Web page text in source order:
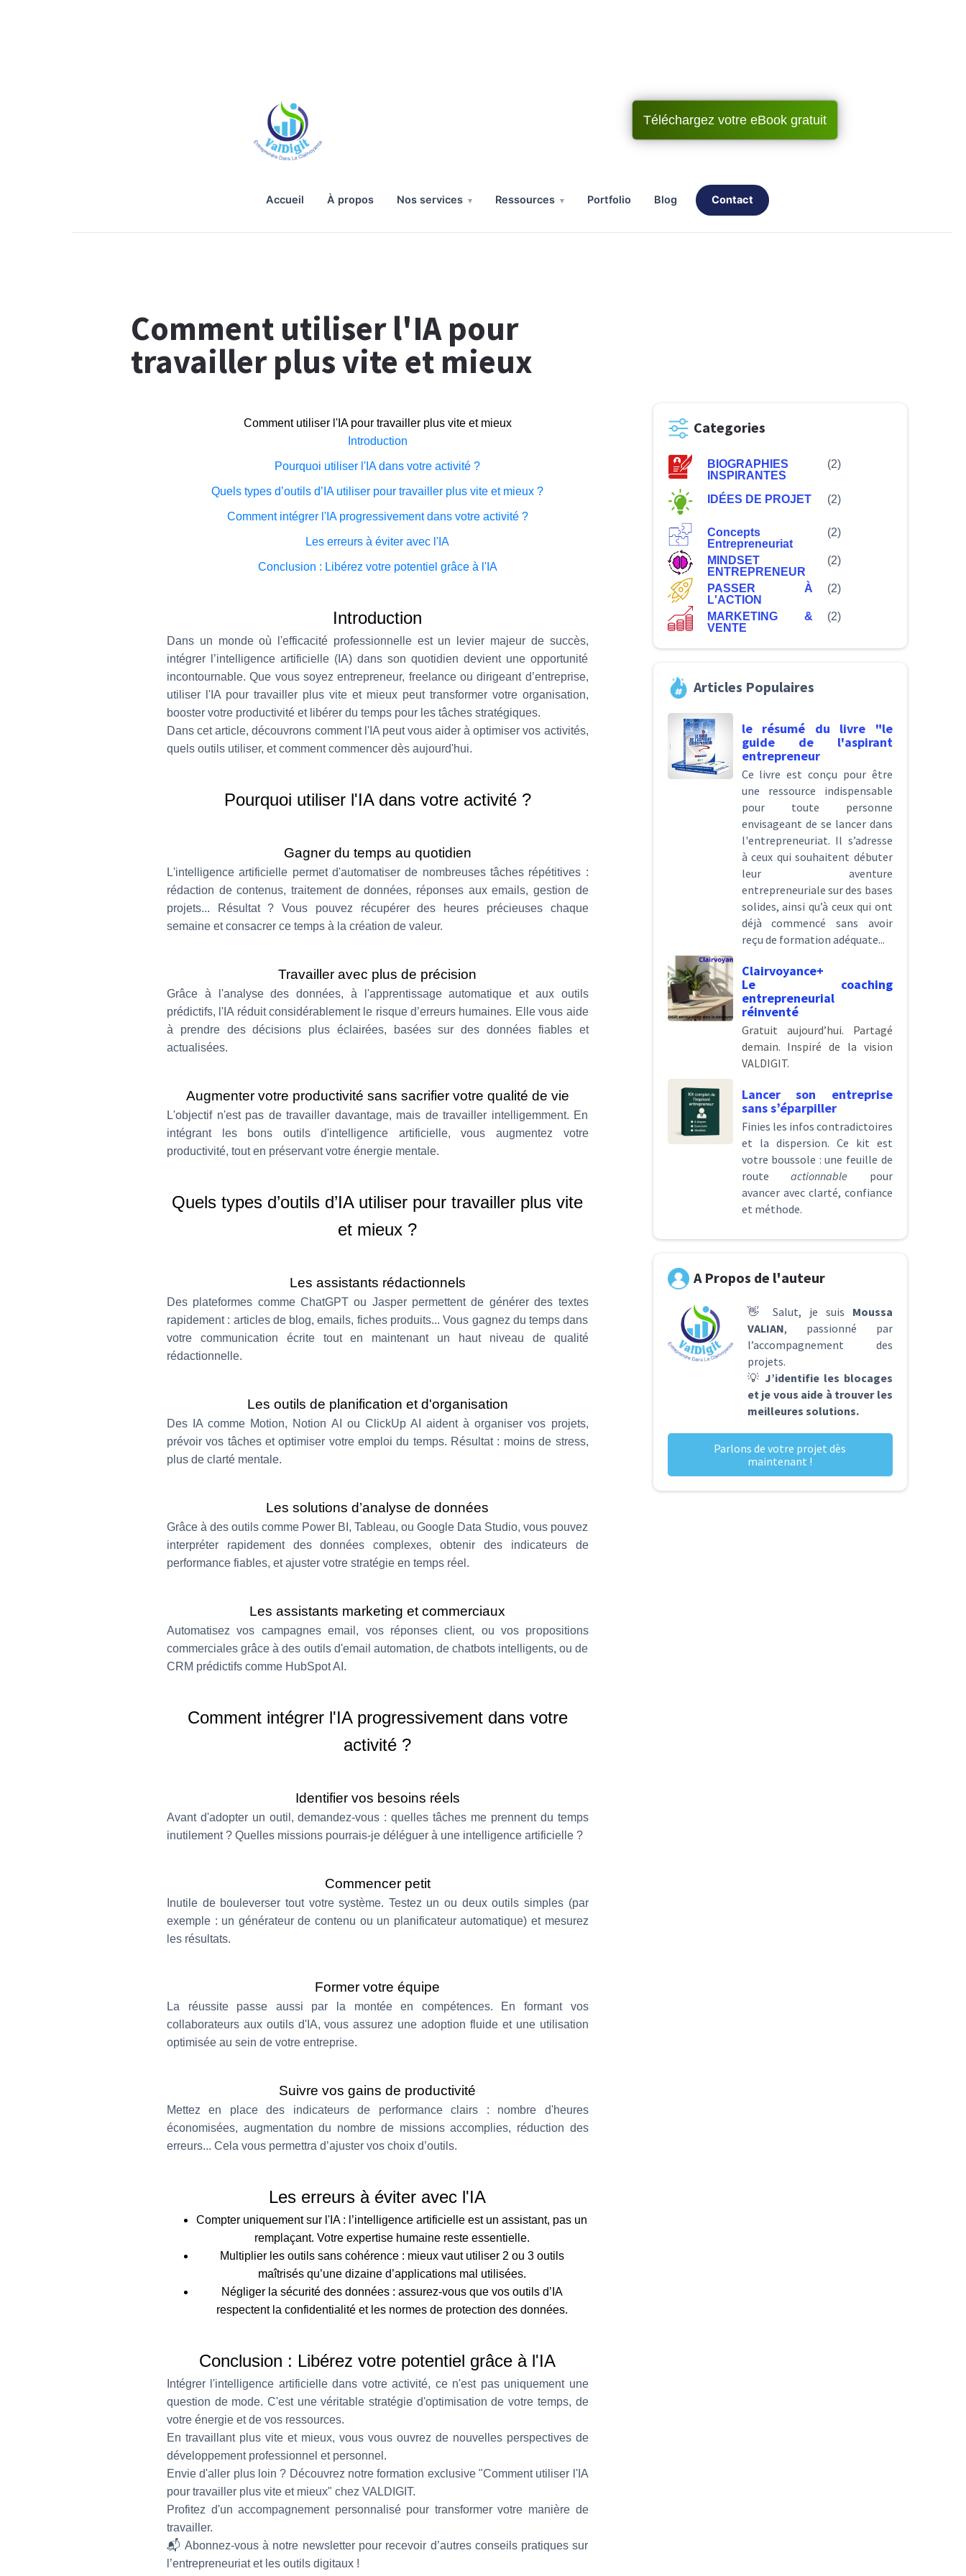
Téléchargez votre eBook gratuit
accueil à propos nos services ressources portfolio blog contact
Comment utiliser l'IA pour
travailler plus vite et mieux
Comment utiliser l'IA pour travailler plus vite et mieux
Introduction
Pourquoi utiliser l'IA dans votre activité ?
Quels types d’outils d’IA utiliser pour travailler plus vite et mieux ?
Comment intégrer l'IA progressivement dans votre activité ?
Les erreurs à éviter avec l'IA
Conclusion : Libérez votre potentiel grâce à l'IA
Introduction
Dans un monde où l'efficacité professionnelle est un levier majeur de succès,
intégrer l’intelligence artificielle (IA) dans son quotidien devient une opportunité
incontournable. Que vous soyez entrepreneur, freelance ou dirigeant d’entreprise,
utiliser l'IA pour travailler plus vite et mieux peut transformer votre organisation,
booster votre productivité et libérer du temps pour les tâches stratégiques.
Dans cet article, découvrons comment l'IA peut vous aider à optimiser vos activités,
quels outils utiliser, et comment commencer dès aujourd'hui.
Pourquoi utiliser l'IA dans votre activité ?
Gagner du temps au quotidien
L'intelligence artificielle permet d'automatiser de nombreuses tâches répétitives :
rédaction de contenus, traitement de données, réponses aux emails, gestion de
projets... Résultat ? Vous pouvez récupérer des heures précieuses chaque
semaine et consacrer ce temps à la création de valeur.
Travailler avec plus de précision
Grâce à l'analyse des données, à l'apprentissage automatique et aux outils
prédictifs, l'IA réduit considérablement le risque d’erreurs humaines. Elle vous aide
à prendre des décisions plus éclairées, basées sur des données fiables et
actualisées.
Augmenter votre productivité sans sacrifier votre qualité de vie
L'objectif n'est pas de travailler davantage, mais de travailler intelligemment. En
intégrant les bons outils d'intelligence artificielle, vous augmentez votre
productivité, tout en préservant votre énergie mentale.
Quels types d’outils d’IA utiliser pour travailler plus vite
et mieux ?
Les assistants rédactionnels
Des plateformes comme ChatGPT ou Jasper permettent de générer des textes
rapidement : articles de blog, emails, fiches produits... Vous gagnez du temps dans
votre communication écrite tout en maintenant un haut niveau de qualité
rédactionnelle.
Les outils de planification et d'organisation
Des IA comme Motion, Notion AI ou ClickUp AI aident à organiser vos projets,
prévoir vos tâches et optimiser votre emploi du temps. Résultat : moins de stress,
plus de clarté mentale.
Les solutions d’analyse de données
Grâce à des outils comme Power BI, Tableau, ou Google Data Studio, vous pouvez
interpréter rapidement des données complexes, obtenir des indicateurs de
performance fiables, et ajuster votre stratégie en temps réel.
Les assistants marketing et commerciaux
Automatisez vos campagnes email, vos réponses client, ou vos propositions
commerciales grâce à des outils d'email automation, de chatbots intelligents, ou de
CRM prédictifs comme HubSpot AI.
Comment intégrer l'IA progressivement dans votre
activité ?
Identifier vos besoins réels
Avant d'adopter un outil, demandez-vous : quelles tâches me prennent du temps
inutilement ? Quelles missions pourrais-je déléguer à une intelligence artificielle ?
Commencer petit
Inutile de bouleverser tout votre système. Testez un ou deux outils simples (par
exemple : un générateur de contenu ou un planificateur automatique) et mesurez
les résultats.
Former votre équipe
La réussite passe aussi par la montée en compétences. En formant vos
collaborateurs aux outils d'IA, vous assurez une adoption fluide et une utilisation
optimisée au sein de votre entreprise.
Suivre vos gains de productivité
Mettez en place des indicateurs de performance clairs : nombre d'heures
économisées, augmentation du nombre de missions accomplies, réduction des
erreurs... Cela vous permettra d’ajuster vos choix d’outils.
Les erreurs à éviter avec l'IA
Compter uniquement sur l'IA : l’intelligence artificielle est un assistant, pas un
remplaçant. Votre expertise humaine reste essentielle.
Multiplier les outils sans cohérence : mieux vaut utiliser 2 ou 3 outils
maîtrisés qu’une dizaine d’applications mal utilisées.
Négliger la sécurité des données : assurez-vous que vos outils d’IA
respectent la confidentialité et les normes de protection des données.
Conclusion : Libérez votre potentiel grâce à l'IA
Intégrer l'intelligence artificielle dans votre activité, ce n'est pas uniquement une
question de mode. C'est une véritable stratégie d'optimisation de votre temps, de
votre énergie et de vos ressources.
En travaillant plus vite et mieux, vous vous ouvrez de nouvelles perspectives de
développement professionnel et personnel.
Envie d'aller plus loin ? Découvrez notre formation exclusive "Comment utiliser l'IA
pour travailler plus vite et mieux" chez VALDIGIT.
Profitez d'un accompagnement personnalisé pour transformer votre manière de
travailler.
📬 Abonnez-vous à notre newsletter pour recevoir d’autres conseils pratiques sur
l’entrepreneuriat et les outils digitaux !
Categories
BIOGRAPHIES
INSPIRANTES
(2)
IDÉES DE PROJET (2)
Concepts
Entrepreneuriat
(2)
MINDSET
ENTREPRENEUR
(2)
PASSER À
L'ACTION
(2)
MARKETING &
VENTE
(2)
Articles Populaires
le résumé du livre "le
guide de l'aspirant
entrepreneur
Ce livre est conçu pour être
une ressource indispensable
pour toute personne
envisageant de se lancer dans
l'entrepreneuriat. Il s’adresse
à ceux qui souhaitent débuter
leur aventure
entrepreneuriale sur des bases
solides, ainsi qu’à ceux qui ont
déjà commencé sans avoir
reçu de formation adéquate...
Clairvoyance+
Le coaching
entrepreneurial
réinventé
Gratuit aujourd’hui. Partagé
demain. Inspiré de la vision
VALDIGIT.
Lancer son entreprise
sans s’éparpiller
Finies les infos contradictoires
et la dispersion. Ce kit est
votre boussole : une feuille de
routeactionnable pour
avancer avec clarté, confiance
et méthode.
A Propos de l'auteur
👋 Salut, je suis Moussa
VALIAN, passionné par
l’accompagnement des
projets.
💡 J’identifie les blocages
et je vous aide à trouver les
meilleures solutions.
Parlons de votre projet dès
maintenant !